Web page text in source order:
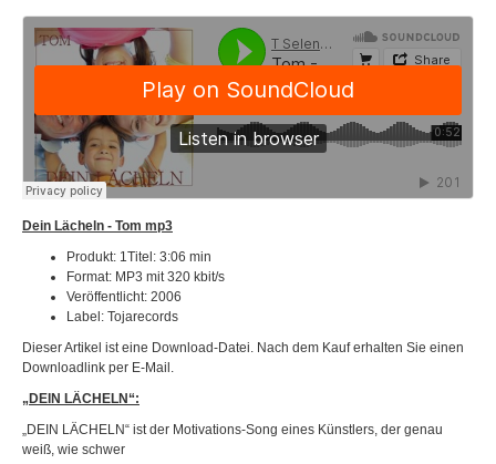
Dein Lächeln - Tom mp3
Produkt: 1Titel: 3:06 min
Format: MP3 mit 320 kbit/s
Veröffentlicht: 2006
Label: Tojarecords
Dieser Artikel ist eine Download-Datei. Nach dem Kauf erhalten Sie einen
Downloadlink per E-Mail.
„DEIN LÄCHELN“:
„DEIN LÄCHELN“ ist der Motivations-Song eines Künstlers, der genau
weiß, wie schwer